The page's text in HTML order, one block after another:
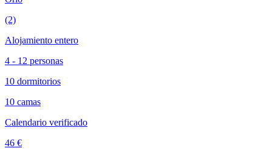
(2)
Alojamiento entero
4 - 12 personas
10 dormitorios
10 camas
Calendario verificado
46 €